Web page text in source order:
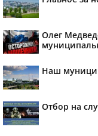
Олег
Наш
Отбор на